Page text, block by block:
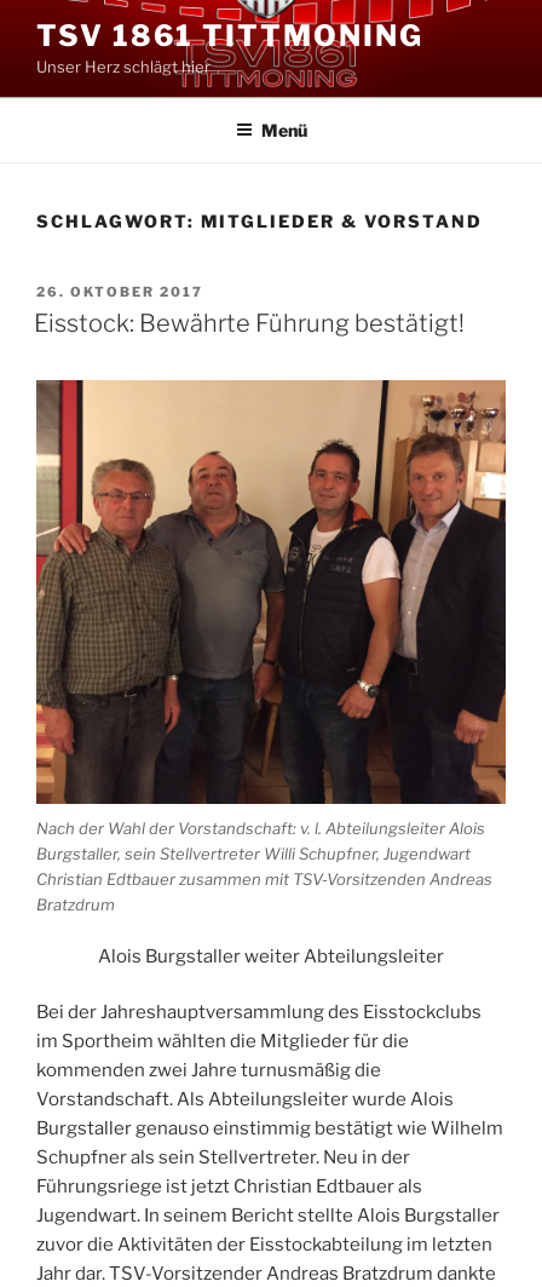
Inhalt
springen
TSV 1861 TITTMONING
Unser Herz schlägt hier
Menü
SCHLAGWORT: MITGLIEDER & VORSTAND
VERÖFFENTLICHT
AM
26. OKTOBER 2017
Eisstock: Bewährte Führung bestätigt!
Nach der Wahl der Vorstandschaft: v. l. Abteilungsleiter Alois
Burgstaller, sein Stellvertreter Willi Schupfner, Jugendwart
Christian Edtbauer zusammen mit TSV-Vorsitzenden Andreas
Bratzdrum
Alois Burgstaller weiter Abteilungsleiter
Bei der Jahreshauptversammlung des Eisstockclubs
im Sportheim wählten die Mitglieder für die
kommenden zwei Jahre turnusmäßig die
Vorstandschaft. Als Abteilungsleiter wurde Alois
Burgstaller genauso einstimmig bestätigt wie Wilhelm
Schupfner als sein Stellvertreter. Neu in der
Führungsriege ist jetzt Christian Edtbauer als
Jugendwart. In seinem Bericht stellte Alois Burgstaller
zuvor die Aktivitäten der Eisstockabteilung im letzten
Jahr dar. TSV-Vorsitzender Andreas Bratzdrum dankte